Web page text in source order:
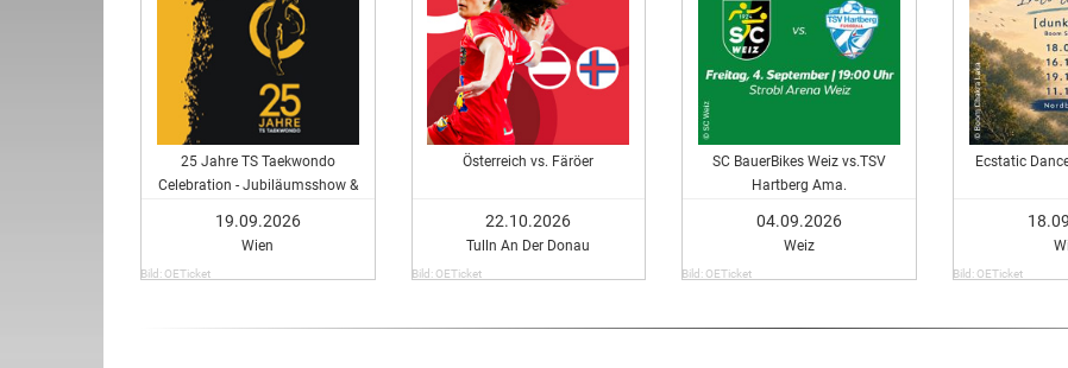
25 Jahre TS Taekwondo
Celebration - Jubiläumsshow &
19.09.2026
Wien
Bild: OETicket
Österreich vs. Färöer
22.10.2026
Tulln An Der Donau
Bild: OETicket
SC BauerBikes Weiz vs.TSV
Hartberg Ama.
04.09.2026
Weiz
Bild: OETicket
Ecstatic
Bild: OETicket